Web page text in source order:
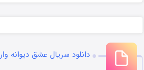
دانلود سریال عشق دیوانه وار Crazy Love 2022